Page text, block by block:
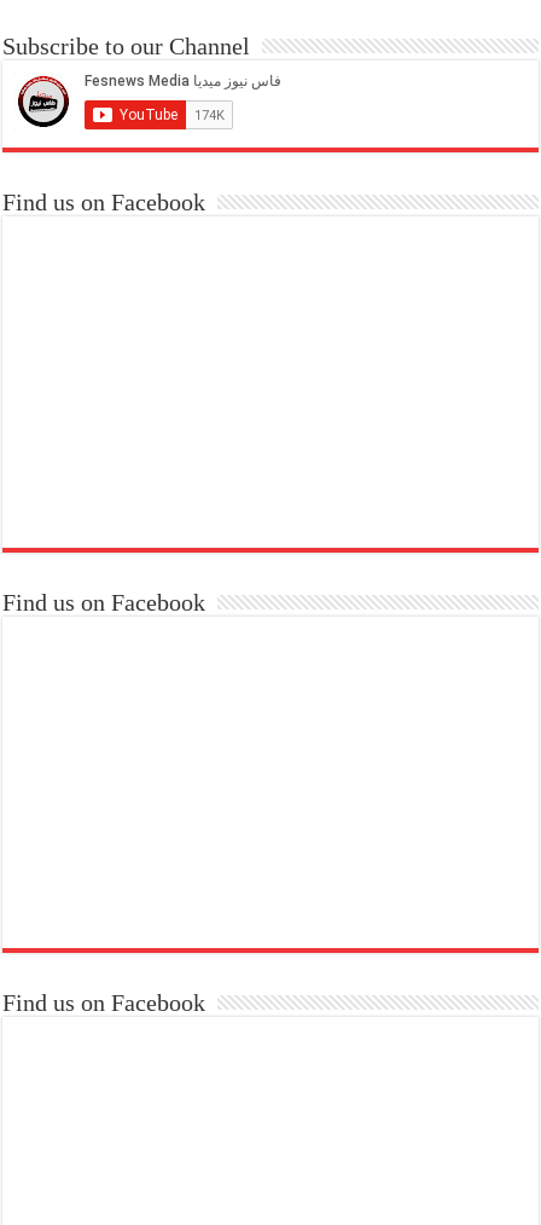
Subscribe to our Channel
Find us on Facebook
Find us on Facebook
Find us on Facebook